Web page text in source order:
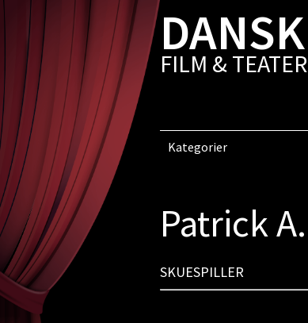
DANSK
FILM & TEATER
Kategorier
Patrick
SKUESPILLER